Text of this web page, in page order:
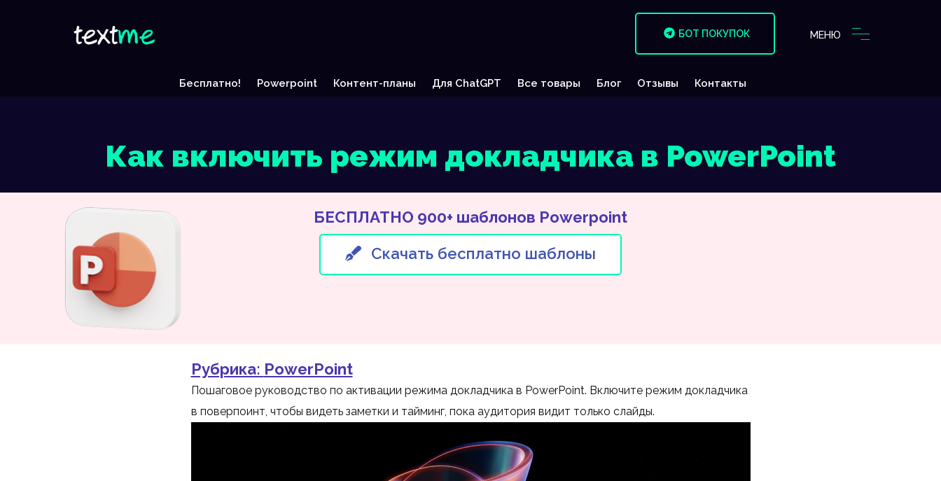
БОТ ПОКУПОК МЕНЮ
Бесплатно! Powerpoint Контент-планы Для ChatGPT Все товары Блог Отзывы Контакты
Как включить режим докладчика в PowerPoint
БЕСПЛАТНО 900+ шаблонов Powerpoint
Скачать бесплатно шаблоны
Рубрика: PowerPoint
Пошаговое руководство по активации режима докладчика в PowerPoint. Включите режим докладчика
в поверпоинт, чтобы видеть заметки и тайминг, пока аудитория видит только слайды.